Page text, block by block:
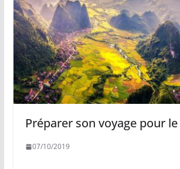
Préparer son voyage pour
07/10/2019